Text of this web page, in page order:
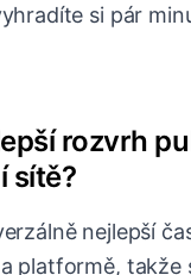
si pár
rozvrh
sítě?
nejlepší
platformě, takže